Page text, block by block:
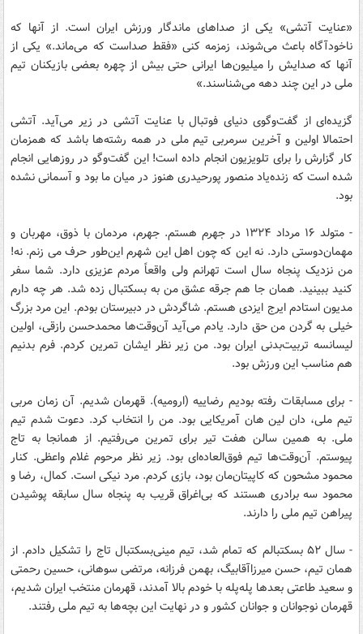
«عنایت آتشی» یکی از صداهای ماندگار ورزش ایران است. از آنها که
ناخودآگاه باعث می‌شوند، زمزمه کنی «فقط صداست که می‌ماند.» یکی از
آنها که صدایش را میلیون‌ها ایرانی حتی بیش از چهره بعضی بازیکنان تیم‌
ملی در این چند دهه می‌شناسند.»
گزیده‌ای از گفت‌وگوی دنیای فوتبال با عنایت آتشی در زیر می‌آید. آتشی
احتمالا اولین و آخرین سرمربی تیم‌ ملی در همه رشته‌ها باشد که همزمان
کار گزارش را برای تلویزیون انجام داده است! این گفت‌وگو در روزهایی انجام
شده است که زنده‌یاد منصور پورحیدری هنوز در میان ما بود و آسمانی نشده
بود.
- متولد ۱۶ مرداد ۱۳۲۴ در جهرم هستم. جهرم، مردمان با ذوق، مهربان و
مهمان‌دوستی دارد. نه این‌ که چون اهل این شهرم این‌طور حرف می زنم. نه!
من نزدیک پنجاه سال است تهرانم ولی واقعاً مردم عزیزی دارد. شما سفر
کنید ببینید. همان‌ جا هم جرقه عشق من به بسکتبال زده شد. هر چه دارم
مدیون استادم ایرج ایزدی هستم. شاگردش در دبیرستان بودم. این مرد بزرگ
خیلی به گردن من حق دارد. یادم می‌آید آن‌وقت‌ها محمدحسن رازقی، اولین
لیسانسه تربیت‌بدنی ایران بود. من زیر نظر ایشان تمرین کردم. فرم بدنیم
هم مناسب این ورزش بود.
- برای مسابقات رفته بودیم رضاییه (ارومیه). قهرمان شدیم. آن زمان مربی
تیم‌ ملی، دان لین هان آمریکایی بود. من را انتخاب کرد. دعوت شدم تیم‌
ملی. به همین سالن هفت‌ تیر برای تمرین می‌رفتیم. از همانجا به تاج
پیوستم. آن‌وقت‌ها تیم فوق‌العاده‌ای بود. زیر نظر مرحوم غلام واعظی. کنار
محمود مشحون که کاپیتان‌مان بود، بازی کردم. مرد نیکی است. کمال، رضا و
محمود سه برادری هستند که بی‌اغراق قریب به پنجاه سال سابقه پوشیدن
پیراهن تیم‌ ملی را دارند.
- سال ۵۲ بسکتبالم که تمام شد، تیم مینی‌بسکتبال تاج را تشکیل دادم. از
همان تیم، حسن میرزاآقابیگ، بهمن فرزانه، مرتضی سوهانی، حسین رحمتی
و سعید طاعتی بعدها پله‌پله با خودم بالا آمدند، قهرمان منتخب ایران شدیم،
قهرمان نوجوانان و جوانان کشور و در نهایت این بچه‌ها به تیم‌ ملی رفتند.